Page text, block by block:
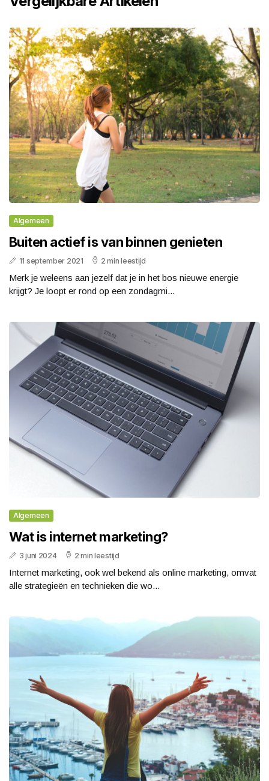
Algemeen
Buiten actief is van binnen genieten
11 september 2021 2 min leestijd
Merk je weleens aan jezelf dat je in het bos nieuwe energie
krijgt? Je loopt er rond op een zondagmi...
Algemeen
Wat is internet marketing?
3 juni 2024 2 min leestijd
Internet marketing, ook wel bekend als online marketing, omvat
alle strategieën en technieken die wo...